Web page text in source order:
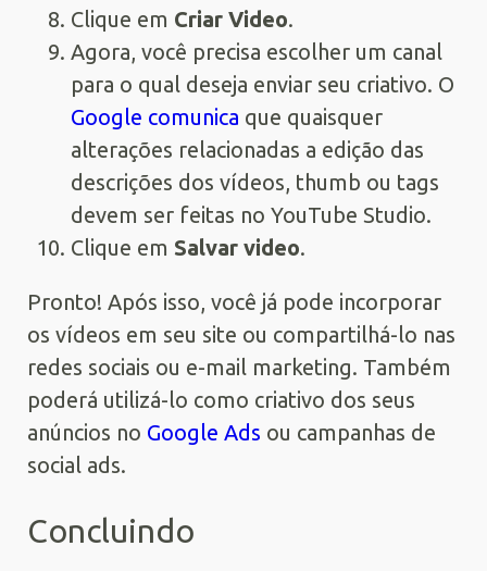
Clique em Criar Video.
Agora, você precisa escolher um canal
para o qual deseja enviar seu criativo. O
Google comunica que quaisquer
alterações relacionadas a edição das
descrições dos vídeos, thumb ou tags
devem ser feitas no YouTube Studio.
Clique em Salvar video.
Pronto! Após isso, você já pode incorporar
os vídeos em seu site ou compartilhá-lo nas
redes sociais ou e-mail marketing. Também
poderá utilizá-lo como criativo dos seus
anúncios no Google Ads ou campanhas de
social ads.
Concluindo